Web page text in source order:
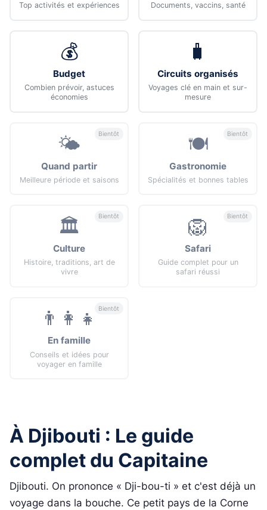
Top activités et expériences Documents, vaccins, santé
💰
Budget
Combien prévoir, astuces
économies
🧳
Circuits organisés
Voyages clé en main et sur-
mesure
🌤️
Quand partir
Meilleure période et saisons
Bientôt 🍽️
Gastronomie
Spécialités et bonnes tables
Bientôt
🏛️
Culture
Histoire, traditions, art de
vivre
Bientôt 🦁
Safari
Guide complet pour un
safari réussi
Bientôt
👨‍👩‍👧
En famille
Conseils et idées pour
voyager en famille
Bientôt
À Djibouti : Le guide
complet du Capitaine
Djibouti. On prononce « Dji-bou-ti » et c'est déjà un
voyage dans la bouche. Ce petit pays de la Corne